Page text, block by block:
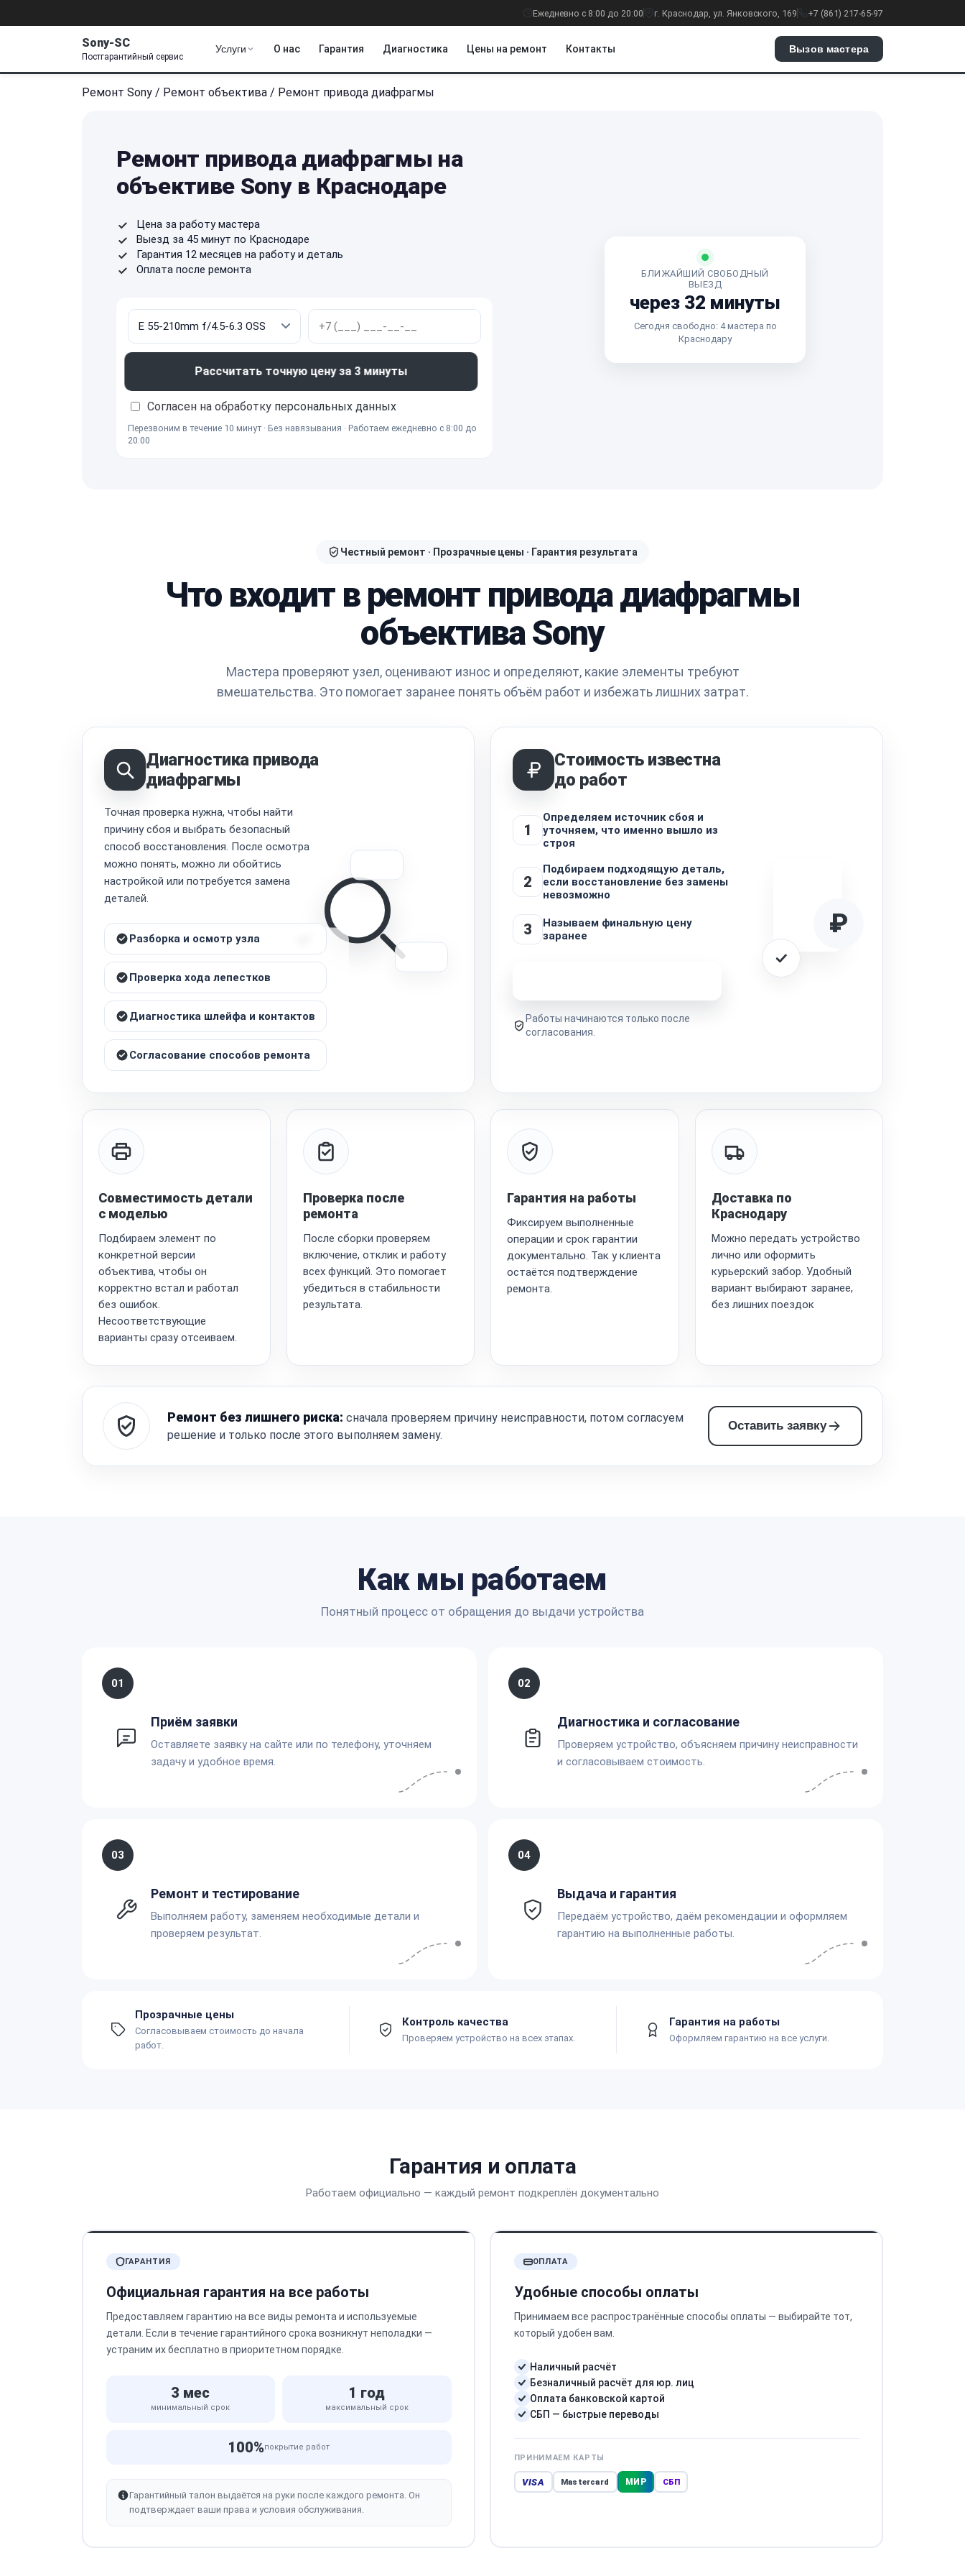
Ежедневно с 8:00 до 20:00 г. Краснодар, ул. Янковского, 169 +7 (861) 217-65-97
Sony-SC
Постгарантийный сервис
Услуги О нас Гарантия Диагностика Цены на ремонт Контакты Вызов мастера
Ремонт Sony / Ремонт объектива / Ремонт привода диафрагмы
Ремонт привода диафрагмы на
объективе Sony в Краснодаре
Цена за работу мастера
Выезд за 45 минут по Краснодаре
Гарантия 12 месяцев на работу и деталь
Оплата после ремонта
Рассчитать точную цену за 3 минуты
Согласен на обработку персональных данных
Перезвоним в течение 10 минут · Без навязывания · Работаем ежедневно с 8:00 до
20:00
БЛИЖАЙШИЙ СВОБОДНЫЙ
ВЫЕЗД
через 32 минуты
Сегодня свободно: 4 мастера по
Краснодару
Честный ремонт · Прозрачные цены · Гарантия результата
Что входит в ремонт привода диафрагмы
объектива Sony
Мастера проверяют узел, оценивают износ и определяют, какие элементы требуют
вмешательства. Это помогает заранее понять объём работ и избежать лишних затрат.
Диагностика привода
диафрагмы
Точная проверка нужна, чтобы найти
причину сбоя и выбрать безопасный
способ восстановления. После осмотра
можно понять, можно ли обойтись
настройкой или потребуется замена
деталей.
Разборка и осмотр узла
Проверка хода лепестков
Диагностика шлейфа и контактов
Согласование способов ремонта
Стоимость известна
до работ
1
Определяем источник сбоя и
уточняем, что именно вышло из
строя
2
Подбираем подходящую деталь,
если восстановление без замены
невозможно
3
Называем финальную цену
заранее
Работы начинаются только после
согласования.
₽
Совместимость детали
с моделью
Подбираем элемент по
конкретной версии
объектива, чтобы он
корректно встал и работал
без ошибок.
Несоответствующие
варианты сразу отсеиваем.
Проверка после
ремонта
После сборки проверяем
включение, отклик и работу
всех функций. Это помогает
убедиться в стабильности
результата.
Гарантия на работы
Фиксируем выполненные
операции и срок гарантии
документально. Так у клиента
остаётся подтверждение
ремонта.
Доставка по
Краснодару
Можно передать устройство
лично или оформить
курьерский забор. Удобный
вариант выбирают заранее,
без лишних поездок
Ремонт без лишнего риска: сначала проверяем причину неисправности, потом согласуем
решение и только после этого выполняем замену.
Оставить заявку
Как мы работаем
Понятный процесс от обращения до выдачи устройства
01
Приём заявки
Оставляете заявку на сайте или по телефону, уточняем
задачу и удобное время.
02
Диагностика и согласование
Проверяем устройство, объясняем причину неисправности
и согласовываем стоимость.
03
Ремонт и тестирование
Выполняем работу, заменяем необходимые детали и
проверяем результат.
04
Выдача и гарантия
Передаём устройство, даём рекомендации и оформляем
гарантию на выполненные работы.
Прозрачные цены
Согласовываем стоимость до начала
работ.
Контроль качества
Проверяем устройство на всех этапах.
Гарантия на работы
Оформляем гарантию на все услуги.
Гарантия и оплата
Работаем официально — каждый ремонт подкреплён документально
ГАРАНТИЯ
Официальная гарантия на все работы
Предоставляем гарантию на все виды ремонта и используемые
детали. Если в течение гарантийного срока возникнут неполадки —
устраним их бесплатно в приоритетном порядке.
3 мес
минимальный срок
1 год
максимальный срок
100%покрытие работ
Гарантийный талон выдаётся на руки после каждого ремонта. Он
подтверждает ваши права и условия обслуживания.
ОПЛАТА
Удобные способы оплаты
Принимаем все распространённые способы оплаты — выбирайте тот,
который удобен вам.
Наличный расчёт
Безналичный расчёт для юр. лиц
Оплата банковской картой
СБП — быстрые переводы
ПРИНИМАЕМ КАРТЫ
VISA Mastercard МИР СБП